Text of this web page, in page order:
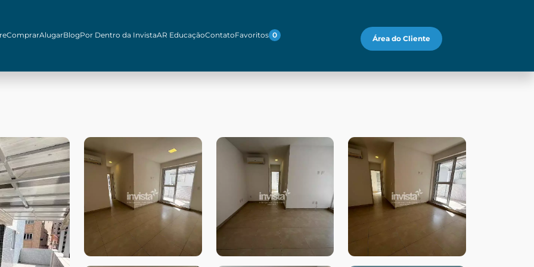
ComprarAlugarBlogPor Dentro da InvistaAR EducaçãoContatoFavoritos 0 Área do Cliente